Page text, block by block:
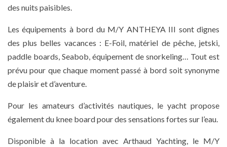
des nuits paisibles.
Les équipements à bord du M/Y ANTHEYA III sont dignes
des plus belles vacances : E-Foil, matériel de pêche, jetski,
paddle boards, Seabob, équipement de snorkeling… Tout est
prévu pour que chaque moment passé à bord soit synonyme
de plaisir et d’aventure.
Pour les amateurs d’activités nautiques, le yacht propose
également du knee board pour des sensations fortes sur l’eau.
Disponible à la location avec Arthaud Yachting, le M/Y